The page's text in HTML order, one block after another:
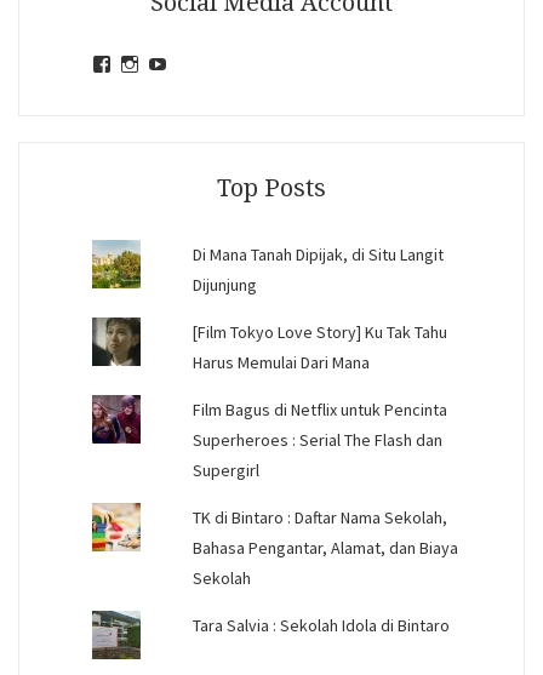
ViewView
Top Posts
Di Mana Tanah Dipijak, di Situ Langit
Dijunjung
[Film Tokyo Love Story] Ku Tak Tahu
Harus Memulai Dari Mana
Film Bagus di Netflix untuk Pencinta
Superheroes : Serial The Flash dan
Supergirl
TK di Bintaro : Daftar Nama Sekolah,
Bahasa Pengantar, Alamat, dan Biaya
Sekolah
Tara Salvia : Sekolah Idola di Bintaro